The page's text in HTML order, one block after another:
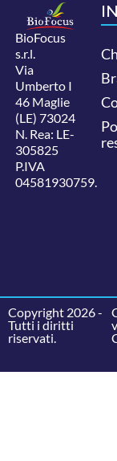
BioFocus
s.r.l.
Via
Umberto I
46 Maglie
(LE) 73024
N. Rea: LE-
305825
P.IVA
04581930759.
Copyright 2026 -
Tutti i diritti
riservati.